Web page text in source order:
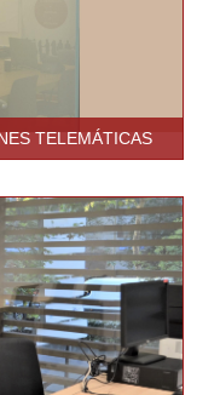
TELEMÁTICAS